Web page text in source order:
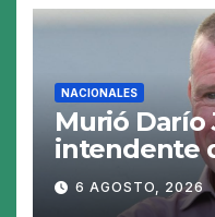
NACIONALES
Murió Darío
intendente
6 AGOSTO, 2026